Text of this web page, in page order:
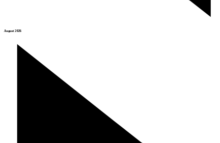
August 2026